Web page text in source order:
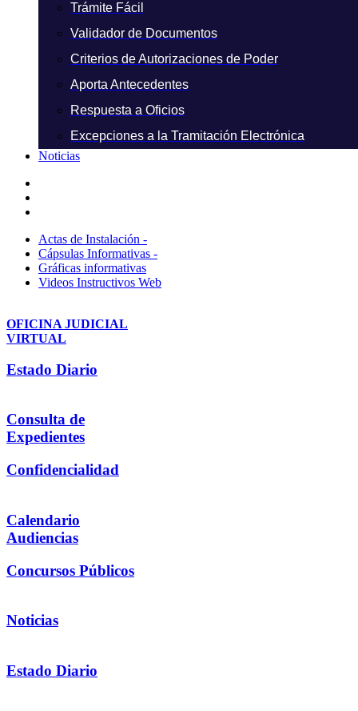
Trámite Fácil
Validador de Documentos
Criterios de Autorizaciones de Poder
Aporta Antecedentes
Respuesta a Oficios
Excepciones a la Tramitación Electrónica
Noticias
Actas de Instalación -
Cápsulas Informativas -
Gráficas informativas
Videos Instructivos Web
OFICINA JUDICIAL
VIRTUAL
Estado Diario
Consulta de
Expedientes
Confidencialidad
Calendario
Audiencias
Concursos Públicos
Noticias
Estado Diario